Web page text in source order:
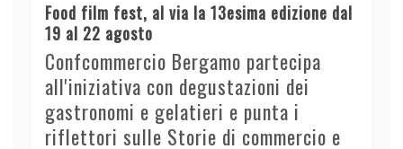
Food film fest, al via la 13esima edizione dal
19 al 22 agosto
Confcommercio Bergamo partecipa
all'iniziativa con degustazioni dei
gastronomi e gelatieri e punta i
riflettori sulle Storie di commercio e